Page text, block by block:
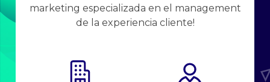
marketing especializada en el management
de la experiencia cliente!